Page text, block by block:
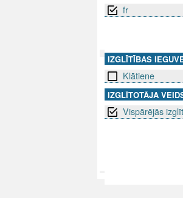
fr
IZGLĪTĪBAS
Klātiene
IZGLĪTOTĀJA
Vispārējās
SEKO MUMS